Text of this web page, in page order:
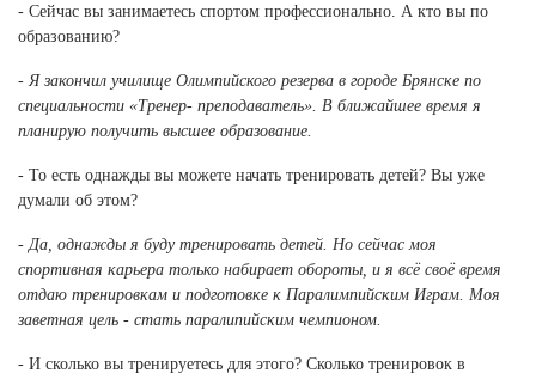
- Сейчас вы занимаетесь спортом профессионально. А кто вы по
образованию?
- Я закончил училище Олимпийского резерва в городе Брянске по
специальности «Тренер- преподаватель». В ближайшее время я
планирую получить высшее образование.
- То есть однажды вы можете начать тренировать детей? Вы уже
думали об этом?
- Да, однажды я буду тренировать детей. Но сейчас моя
спортивная карьера только набирает обороты, и я всё своё время
отдаю тренировкам и подготовке к Паралимпийским Играм. Моя
заветная цель - стать паралипийским чемпионом.
- И сколько вы тренируетесь для этого? Сколько тренировок в